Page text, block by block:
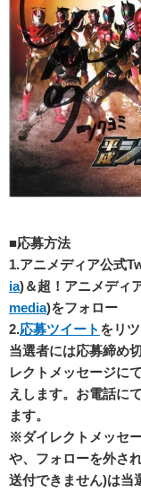
■応募方法
1.アニメディア公式
ia)＆超！アニメディ
media)をフォロー
2.応募ツイート をリ
当選者には応募締め
レクトメッセージに
えします。お電話に
ます。
※ダイレクトメッセ
や、フォローを外さ
送付できません)は当